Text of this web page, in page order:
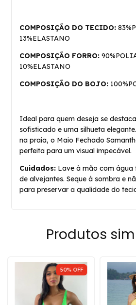
COMPOSIÇÃO DO TECIDO:
13%ELASTANO
COMPOSIÇÃO FORRO:
10%ELASTANO
COMPOSIÇÃO DO BOJO:
Ideal para quem deseja se
sofisticado e uma silhueta
na praia, o Maio Fechado
perfeita para um visual impecável.
Cuidados: Lave à mão com água
de alvejantes. Seque à sombra e
para preservar a qualidade do
Produtos
50% OFF